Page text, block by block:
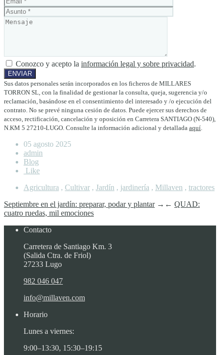
Conozco y acepto la información legal y sobre privacidad.
Sus datos personales serán incorporados en los ficheros de MILLARES
TORRON SL, con la finalidad de gestionar la consulta, queja, sugerencia y/o
reclamación, basándose en el consentimiento del interesado y /o ejecución del
contrato. No se prevé ninguna cesión de datos. Puede ejercer sus derechos de
acceso, rectificación, cancelación y oposición en Carretera SANTIAGO (N-540),
N.KM 5 27210-LUGO. Consulte la información adicional y detallada aquí.
05 agosto 2025
admin
Blog
Like
Agricultura , Cultivar , Jardín , jardinería , Millaven , tractores
Septiembre en el jardín: preparar, podar y plantar→ ← QUAD:
cuatro ruedas, mil emociones
Contacto
Carretera de Santiago Km. 3
(Salida Ctra. de Friol)
27233 Lugo
982 046 047
info@millaven.com
Horario
Lunes a viernes:
9:00–13:30, 15:30–19:15